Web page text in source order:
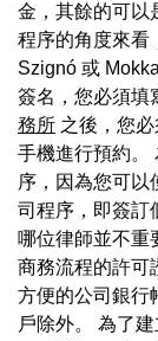
金，其餘的可以
程序的角度來看
Szignó 或
簽名，您必須填
務所 之後，您
手機進行預約。
序，因為您可以
司程序，即簽訂
哪位律師並不重
商務流程的許可
方便的公司銀行
戶除外。 為了